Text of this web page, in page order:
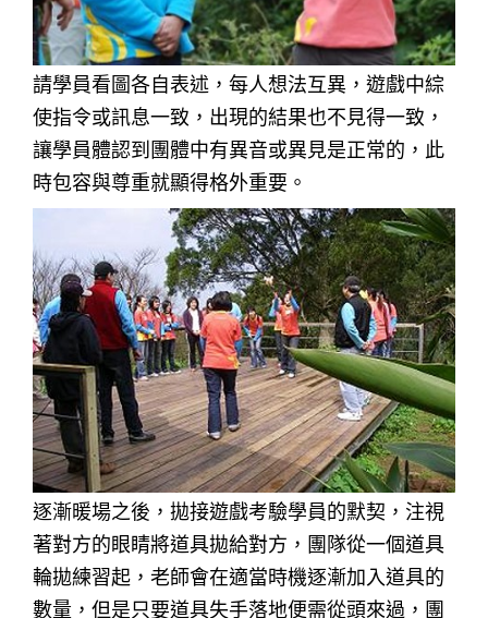
請學員看圖各自表述，每人想法互異，遊戲中綜
使指令或訊息一致，出現的結果也不見得一致，
讓學員體認到團體中有異音或異見是正常的，此
時包容與尊重就顯得格外重要。
逐漸暖場之後，拋接遊戲考驗學員的默契，注視
著對方的眼睛將道具拋給對方，團隊從一個道具
輪拋練習起，老師會在適當時機逐漸加入道具的
數量，但是只要道具失手落地便需從頭來過，團